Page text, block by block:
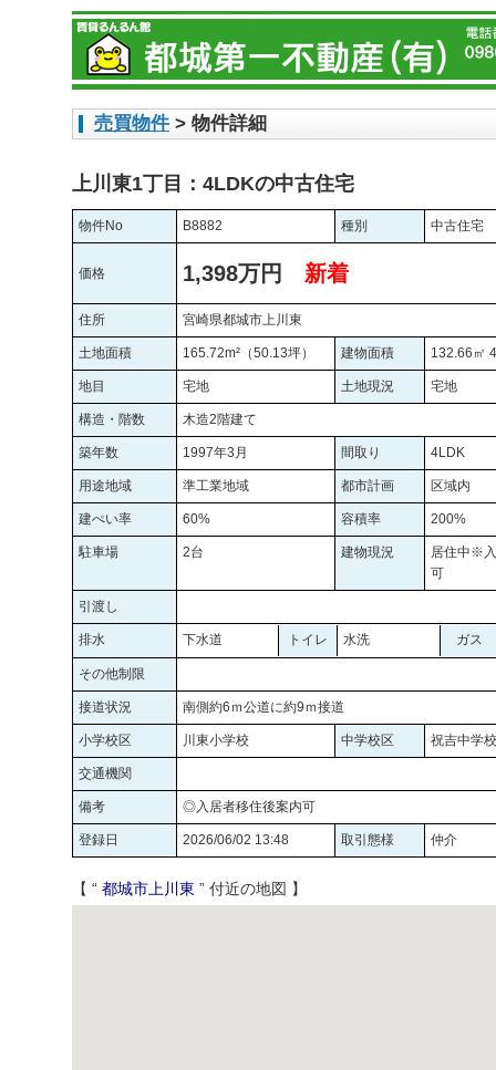
売買物件> 物件詳細
上川東1丁目：4LDKの中古住宅
物件No B8882 種別 中古住宅
価格 1,398万円 新着
住所 宮崎県都城市上川東
土地面積 165.72m²（50.13坪） 建物面積 132.66㎡
地目 宅地 土地現況 宅地
構造・階数 木造2階建て
築年数 1997年3月 間取り 4LDK
用途地域 準工業地域 都市計画 区域内
建ぺい率 60% 容積率 200%
駐車場 2台 建物現況
居住中※
可
引渡し
排水 下水道 トイレ 水洗 ガス
その他制限
接道状況 南側約6ｍ公道に約9ｍ接道
小学校区 川東小学校 中学校区 祝吉中学校
交通機関
備考 ◎入居者移住後案内可
登録日 2026/06/02 13:48 取引態様 仲介
【 “ 都城市上川東 ” 付近の地図 】